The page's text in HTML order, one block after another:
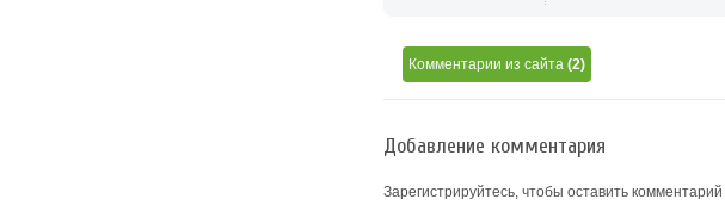
Комментарии из сайта (2)
Добавление комментария
Зарегистрируйтесь, чтобы оставить комментарий